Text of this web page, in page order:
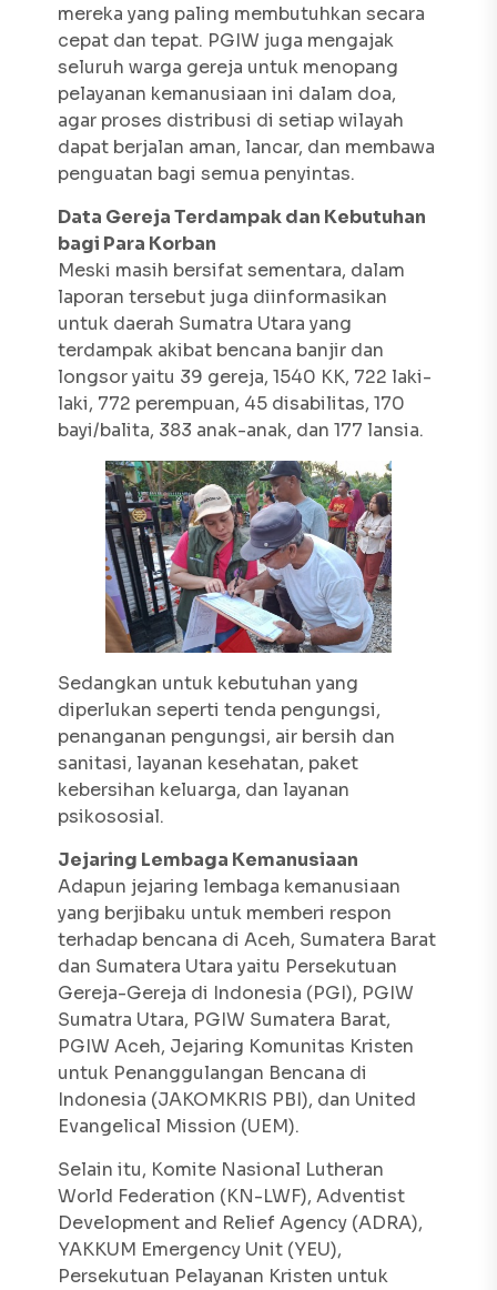
mereka yang paling membutuhkan secara
cepat dan tepat. PGIW juga mengajak
seluruh warga gereja untuk menopang
pelayanan kemanusiaan ini dalam doa,
agar proses distribusi di setiap wilayah
dapat berjalan aman, lancar, dan membawa
penguatan bagi semua penyintas.
Data Gereja Terdampak dan Kebutuhan
bagi Para Korban
Meski masih bersifat sementara, dalam
laporan tersebut juga diinformasikan
untuk daerah Sumatra Utara yang
terdampak akibat bencana banjir dan
longsor yaitu 39 gereja, 1540 KK, 722 laki-
laki, 772 perempuan, 45 disabilitas, 170
bayi/balita, 383 anak-anak, dan 177 lansia.
Sedangkan untuk kebutuhan yang
diperlukan seperti tenda pengungsi,
penanganan pengungsi, air bersih dan
sanitasi, layanan kesehatan, paket
kebersihan keluarga, dan layanan
psikososial.
Jejaring Lembaga Kemanusiaan
Adapun jejaring lembaga kemanusiaan
yang berjibaku untuk memberi respon
terhadap bencana di Aceh, Sumatera Barat
dan Sumatera Utara yaitu Persekutuan
Gereja-Gereja di Indonesia (PGI), PGIW
Sumatra Utara, PGIW Sumatera Barat,
PGIW Aceh, Jejaring Komunitas Kristen
untuk Penanggulangan Bencana di
Indonesia (JAKOMKRIS PBI), dan United
Evangelical Mission (UEM).
Selain itu, Komite Nasional Lutheran
World Federation (KN-LWF), Adventist
Development and Relief Agency (ADRA),
YAKKUM Emergency Unit (YEU),
Persekutuan Pelayanan Kristen untuk